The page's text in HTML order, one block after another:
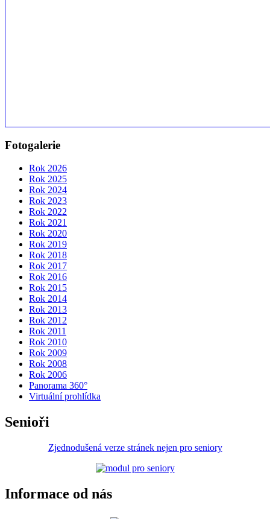
Fotogalerie
Rok 2026
Rok 2025
Rok 2024
Rok 2023
Rok 2022
Rok 2021
Rok 2020
Rok 2019
Rok 2018
Rok 2017
Rok 2016
Rok 2015
Rok 2014
Rok 2013
Rok 2012
Rok 2011
Rok 2010
Rok 2009
Rok 2008
Rok 2006
Panorama 360°
Virtuální prohlídka
Senioři
Zjednodušená verze stránek nejen pro seniory
Informace od nás